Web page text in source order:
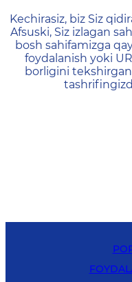
404 —
Kechirasiz, biz Siz
Afsuski, Siz izlagan
bosh sahifamizga
foydalanish yoki
borligini